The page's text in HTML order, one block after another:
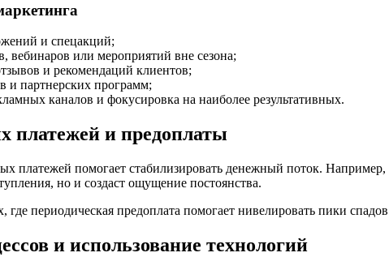
и спецакций;
вебинаров или мероприятий вне сезона;
и рекомендаций клиентов;
и партнерских программ;
каналов и фокусировка на наиболее результативных.
платежей и предоплаты
платежей помогает стабилизировать денежный поток.
но и создаст ощущение постоянства.
где периодическая предоплата помогает нивелировать пики
и использование технологий